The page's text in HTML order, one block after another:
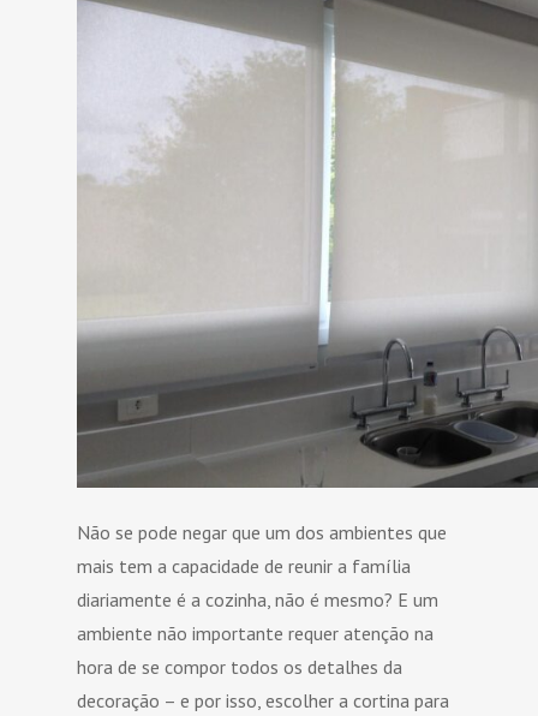
Não se pode negar que um dos ambientes que
mais tem a capacidade de reunir a família
diariamente é a cozinha, não é mesmo? E um
ambiente não importante requer atenção na
hora de se compor todos os detalhes da
decoração – e por isso, escolher a cortina para